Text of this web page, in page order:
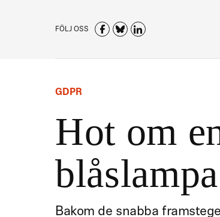
FÖLJ OSS
GDPR
Hot om
Bakom de snabba